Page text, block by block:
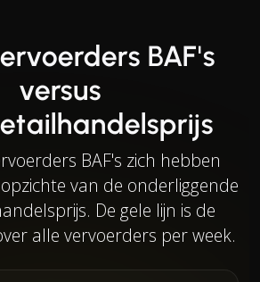
BAF's
versus
BAF's zich hebben
van de onderliggende
De gele lijn is de
alle vervoerders per week.